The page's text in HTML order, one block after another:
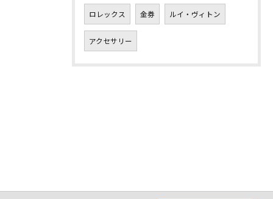
ロレックス 金券 ルイ・ヴィトン
アクセサリー